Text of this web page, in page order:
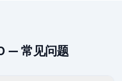
— 常见问题